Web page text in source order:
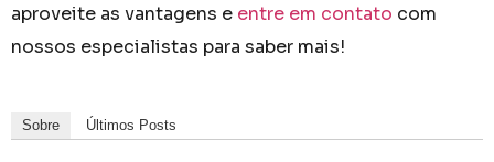
aproveite as vantagens e entre em contato com
nossos especialistas para saber mais!
Sobre Últimos Posts